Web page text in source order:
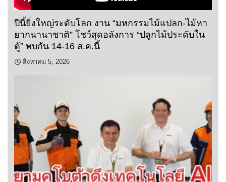
ปีนี้ยิ่งใหญ่ระดับโลก งาน “มหกรรมไม้แปลก-ไม้หา
ยากนานาชาติ” โชว์สุดอลังการ “ปลูกไม้ประดับใน
ตู้” พบกัน 14-16 ส.ค.นี้
สิงหาคม 5, 2026